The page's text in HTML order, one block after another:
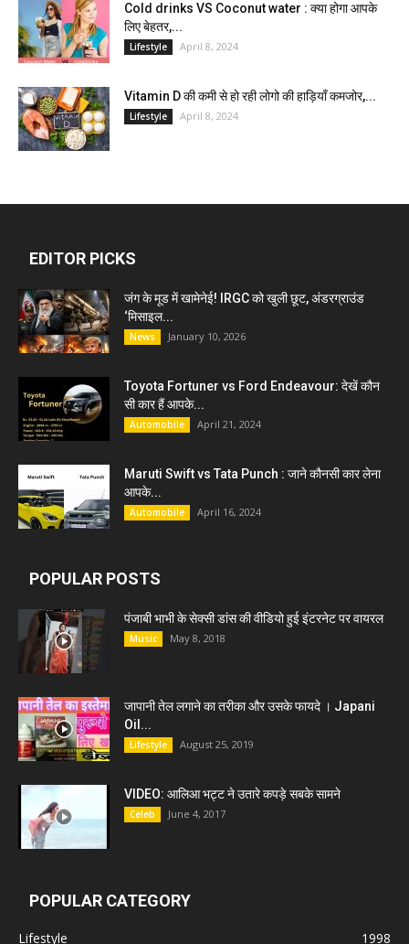
Cold drinks VS Coconut water : क्या होगा आपके
लिए बेहतर,...
Lifestyle April 8, 2024
Vitamin D की कमी से हो रही लोगो की हाड़ियाँ कमजोर,...
Lifestyle April 8, 2024
EDITOR PICKS
जंग के मूड में खामेनेई! IRGC को खुली छूट, अंडरग्राउंड
‘मिसाइल...
News January 10, 2026
Toyota Fortuner vs Ford Endeavour: देखें कौन
सी कार हैं आपके...
Automobile April 21, 2024
Maruti Swift vs Tata Punch : जाने कौनसी कार लेना
आपके...
Automobile April 16, 2024
POPULAR POSTS
पंजाबी भाभी के सेक्सी डांस की वीडियो हुई इंटरनेट पर वायरल
Music May 8, 2018
जापानी तेल लगाने का तरीका और उसके फायदे । Japani
Oil...
Lifestyle August 25, 2019
VIDEO: आलिआ भट्ट ने उतारे कपड़े सबके सामने
Celeb June 4, 2017
POPULAR CATEGORY
Lifestyle
1998